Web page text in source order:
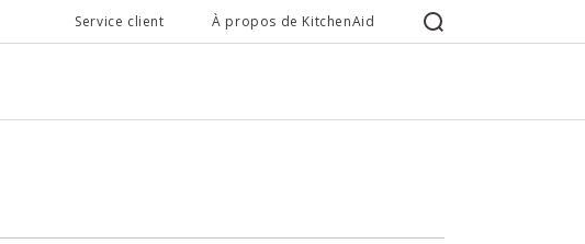
Service client À propos de KitchenAid